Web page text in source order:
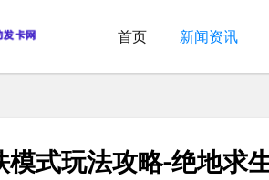
首页 新闻资讯
式玩法攻略-绝地求